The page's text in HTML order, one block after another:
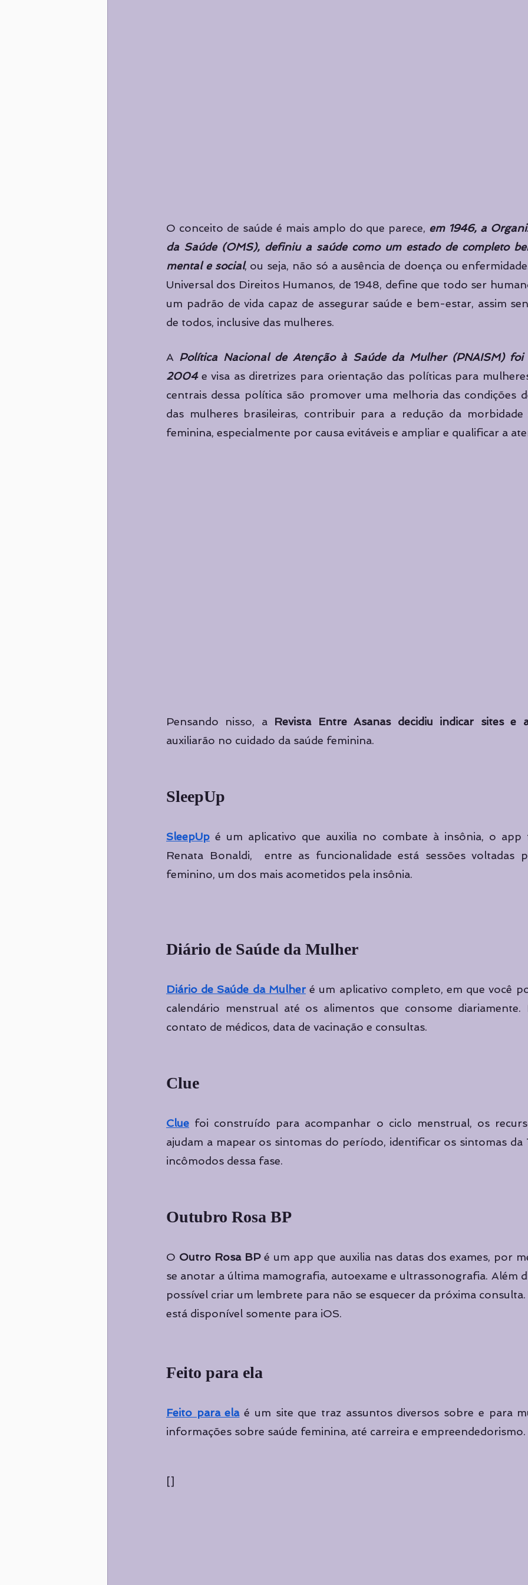
O conceito de saúde é mais amplo do que parece, em 1946, a
da Saúde (OMS), definiu a saúde como um estado de completo
mental e social, ou seja, não só a ausência de doença ou
Universal dos Direitos Humanos, de 1948, define que todo ser
um padrão de vida capaz de assegurar saúde e bem-estar, assim
de todos, inclusive das mulheres.
A Política Nacional de Atenção à Saúde da Mulher (PNAISM) foi
2004 e visa as diretrizes para orientação das políticas para
centrais dessa política são promover uma melhoria das condições
das mulheres brasileiras, contribuir para a redução da morbidade
feminina, especialmente por causa evitáveis e ampliar e qualificar a
Pensando nisso, a Revista Entre Asanas decidiu indicar sites e
auxiliarão no cuidado da saúde feminina.
SleepUp
SleepUp é um aplicativo que auxilia no combate à insônia, o
Renata Bonaldi,  entre as funcionalidade está sessões voltadas
feminino, um dos mais acometidos pela insônia.
Diário de Saúde da Mulher
Diário de Saúde da Mulher é um aplicativo completo, em que você
calendário menstrual até os alimentos que consome diariamente.
contato de médicos, data de vacinação e consultas.
Clue
Clue foi construído para acompanhar o ciclo menstrual, os
ajudam a mapear os sintomas do período, identificar os sintomas
incômodos dessa fase.
Outubro Rosa BP
O Outro Rosa BP é um app que auxilia nas datas dos exames, por
se anotar a última mamografia, autoexame e ultrassonografia. Além
possível criar um lembrete para não se esquecer da próxima
está disponível somente para iOS.
Feito para ela
Feito para ela é um site que traz assuntos diversos sobre e para
informações sobre saúde feminina, até carreira e empreendedorismo.
[]